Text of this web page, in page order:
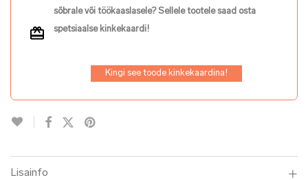
sõbrale või töökaaslasele? Sellele tootele saad osta
spetsiaalse kinkekaardi!
Kingi see toode kinkekaardina!
Lisainfo